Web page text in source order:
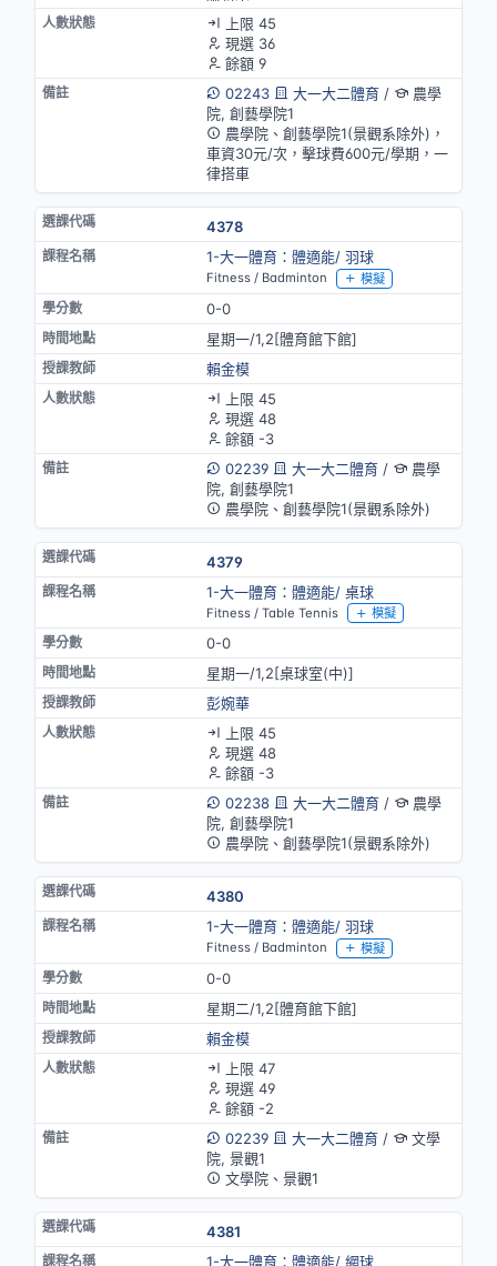
上限 45
現選 36
餘額 9
02243
大一大二體育/
農學
院, 創藝學院1
農學院、創藝學院1(景觀系除外)，
車資30元/次，擊球費600元/學期，一
律搭車
4378
1-大一體育：體適能/ 羽球
Fitness / Badminton 模擬
0-0
星期一/1,2[體育館下館]
賴金模
上限 45
現選 48
餘額 -3
02239
大一大二體育/
農學
院, 創藝學院1
農學院、創藝學院1(景觀系除外)
4379
1-大一體育：體適能/ 桌球
Fitness / Table Tennis 模擬
0-0
星期一/1,2[桌球室(中)]
彭婉華
上限 45
現選 48
餘額 -3
02238
大一大二體育/
農學
院, 創藝學院1
農學院、創藝學院1(景觀系除外)
4380
1-大一體育：體適能/ 羽球
Fitness / Badminton 模擬
0-0
星期二/1,2[體育館下館]
賴金模
上限 47
現選 49
餘額 -2
02239
大一大二體育/
文學
院, 景觀1
文學院、景觀1
4381
1-大一體育：體適能/ 網球